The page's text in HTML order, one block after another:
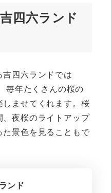
四六ランド
四六ランドでは
毎年たくさんの桜の
ませてくれます。桜
夜桜のライトアップ
景色を見ることもで
ンド